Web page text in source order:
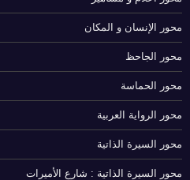
محور الإنسان و المكان
محور الجاحظ
محور الحماسة
محور الرواية العربية
محور السيرة الذاتية
محور السيرة الذاتية : شارع الأميرات